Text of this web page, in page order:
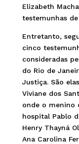
Elizabeth
testemunhas de
Entretanto,
cinco
consideradas
do Rio de
Justiça. São
Viviane dos
onde o menino
hospital Pablo
Henry Thayná
Ana Carolina